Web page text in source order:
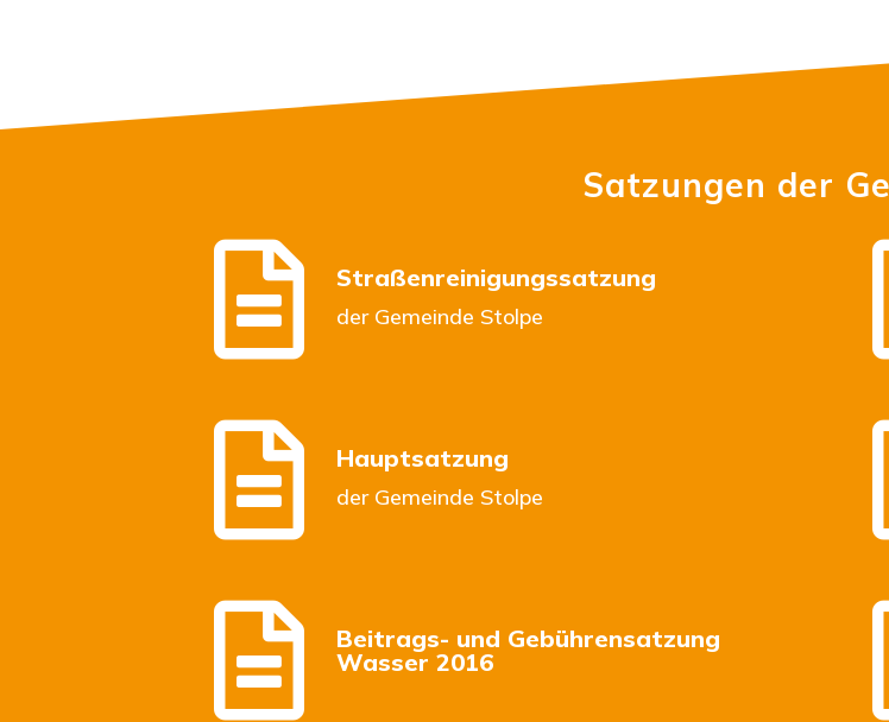
Satzungen der
 Straßenreinigungssatzung
der Gemeinde Stolpe
 Hauptsatzung
der Gemeinde Stolpe

Beitrags- und Gebührensatzung
Wasser 2016